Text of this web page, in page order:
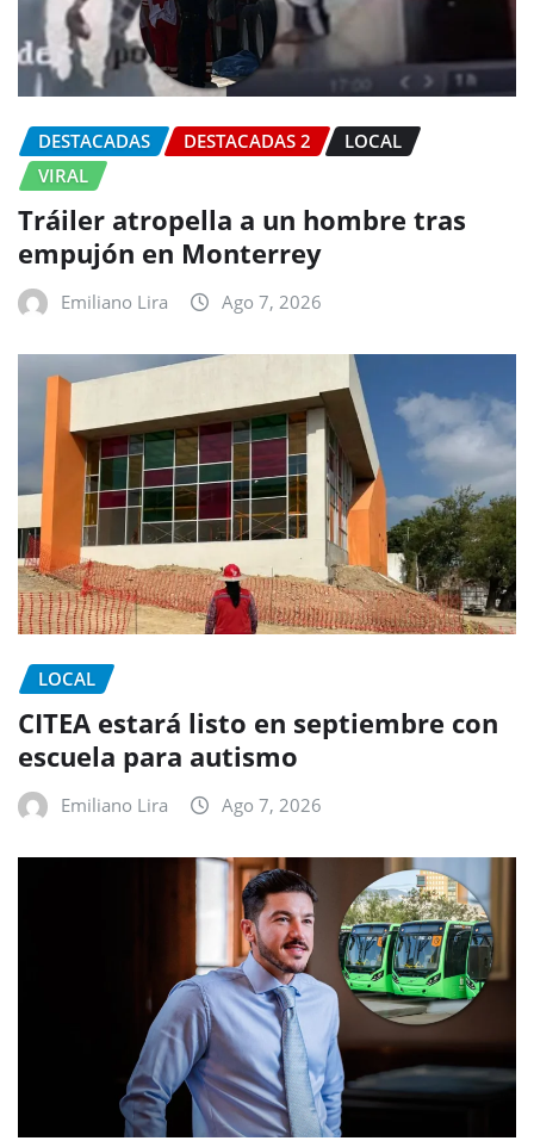
DESTACADAS DESTACADAS 2
LOCAL
VIRAL
Tráiler atropella a un hombre tras
empujón en Monterrey
Emiliano Lira Ago 7, 2026
LOCAL
CITEA estará listo en septiembre con
escuela para autismo
Emiliano Lira Ago 7, 2026